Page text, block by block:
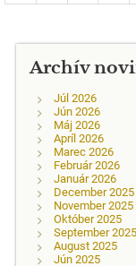
Archív
Júl 2026
Jún 2026
Máj 2026
Apríl 2026
Marec 2026
Február 2026
Január 2026
December 2025
November 2025
Október 2025
September 2025
August 2025
Jún 2025